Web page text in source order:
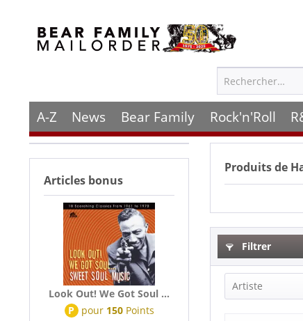
A-Z News Bear Family Rock'n'Roll
Articles bonus
Look Out! We Got Soul ...
P pour 150Points
Produits de
Filtrer
Artiste